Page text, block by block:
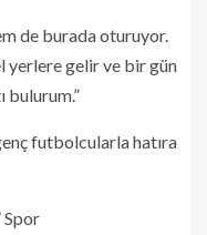
de burada oturuyor.
yerlere gelir ve bir gün
bulurum.”
futbolcularla hatıra
Spor